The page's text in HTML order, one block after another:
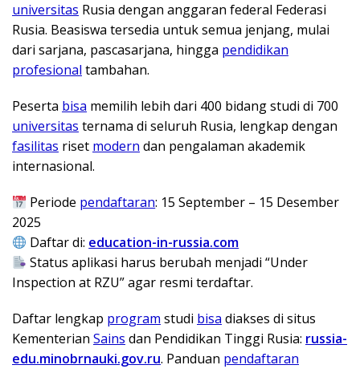
universitas Rusia dengan anggaran federal Federasi
Rusia. Beasiswa tersedia untuk semua jenjang, mulai
dari sarjana, pascasarjana, hingga pendidikan
profesional tambahan.
Peserta bisa memilih lebih dari 400 bidang studi di 700
universitas ternama di seluruh Rusia, lengkap dengan
fasilitas riset modern dan pengalaman akademik
internasional.
Periode pendaftaran: 15 September – 15 Desember
2025
Daftar di: education-in-russia.com
Status aplikasi harus berubah menjadi “Under
Inspection at RZU” agar resmi terdaftar.
Daftar lengkap program studi bisa diakses di situs
Kementerian Sains dan Pendidikan Tinggi Rusia: russia-
edu.minobrnauki.gov.ru. Panduan pendaftaran